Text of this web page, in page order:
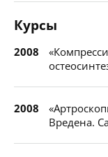
Курсы
2008
2008
Вредена.